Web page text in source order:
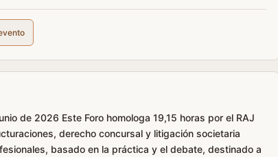
de 2026 Este Foro homologa 19,15 horas por el RAJ
derecho concursal y litigación societaria
basado en la práctica y el debate, destinado a